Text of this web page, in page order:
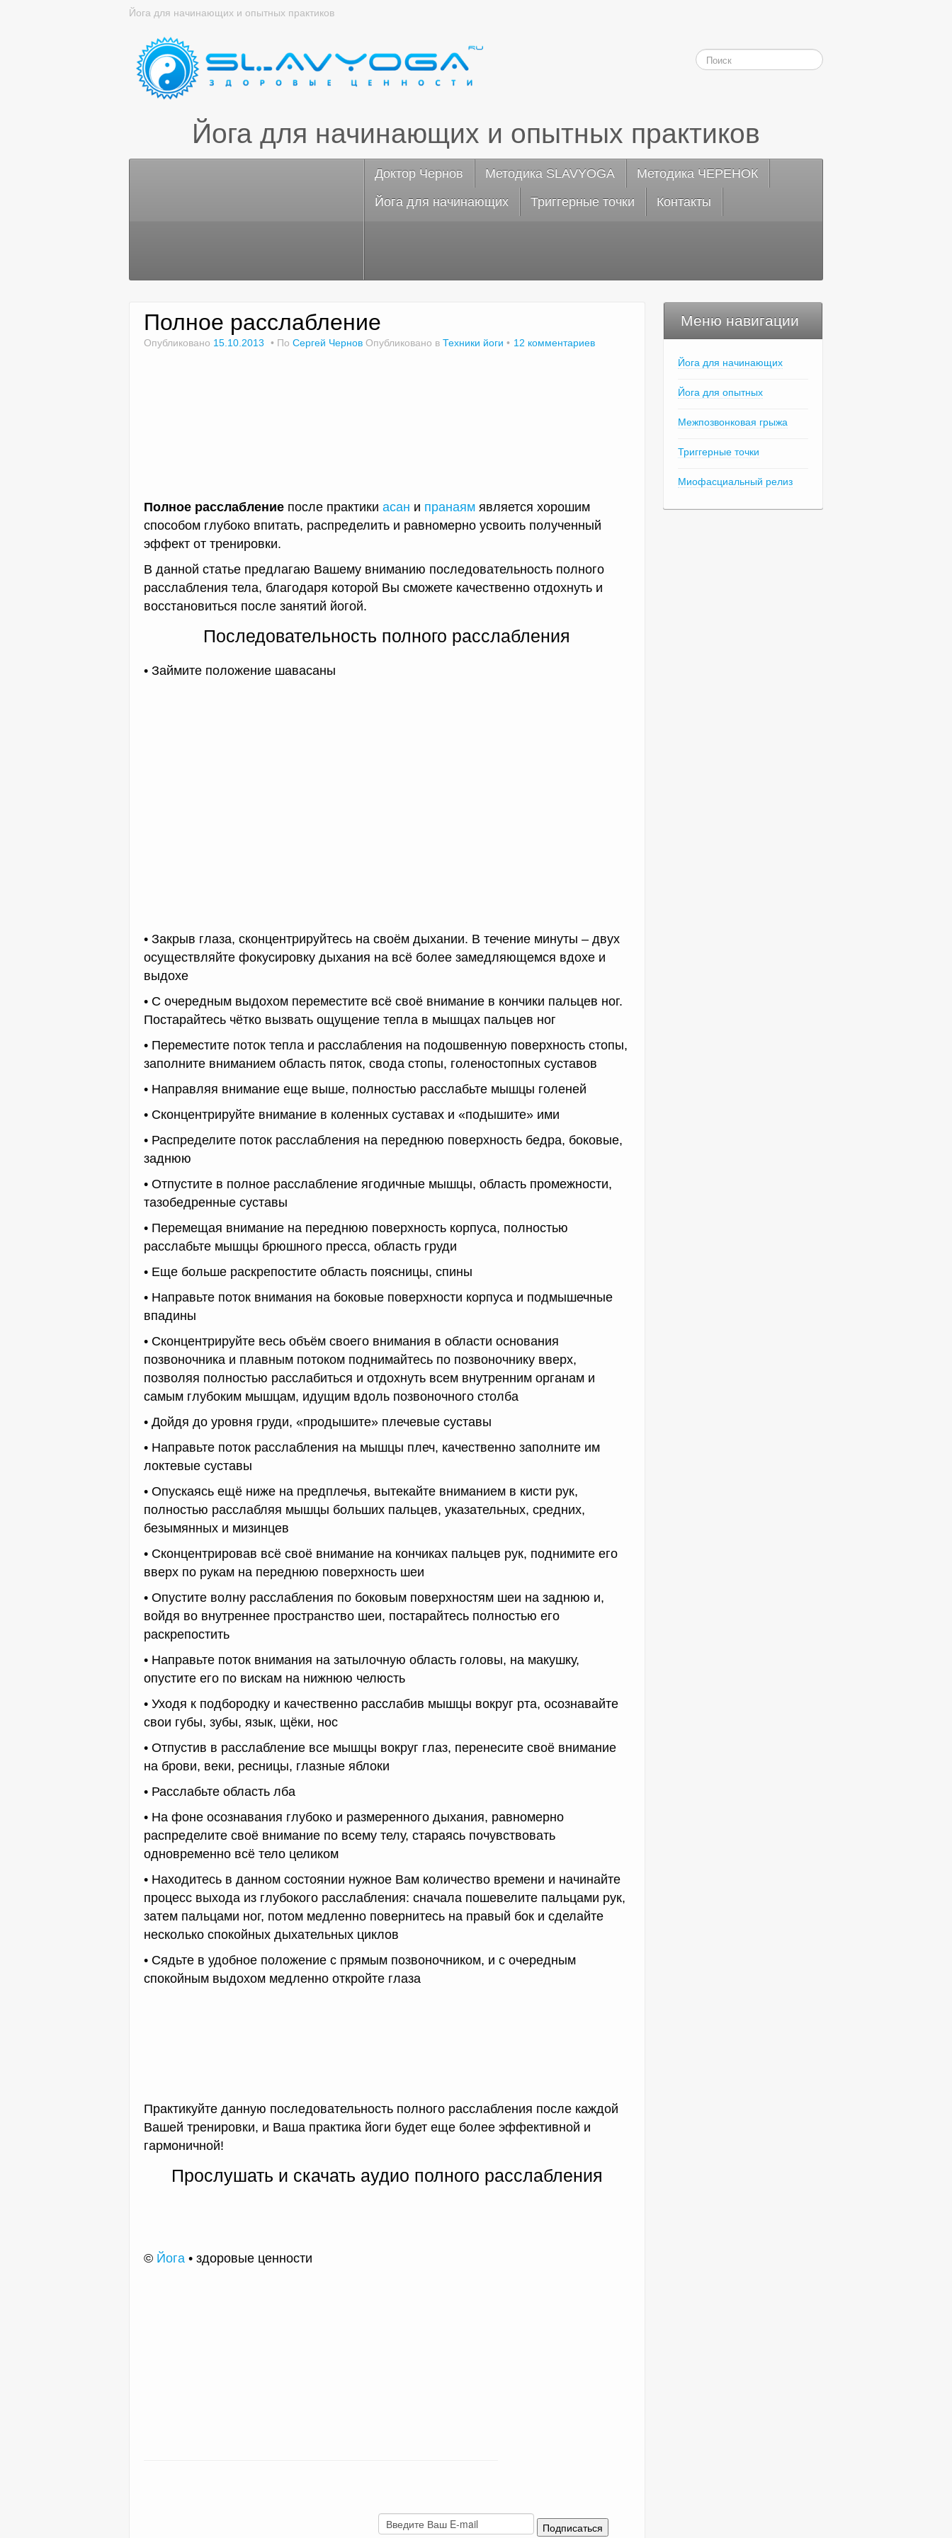
Йога для начинающих и опытных практиков
Йога для начинающих и опытных практиков
Доктор Чернов Методика SLAVYOGA
Методика ЧЕРЕНОК
Йога для начинающих
Триггерные точки Контакты
Полное расслабление
Опубликовано 15.10.2013 По Сергей Чернов Опубликовано в Техники йоги 12 комментариев
Полное расслабление после практики асан и пранаям является хорошим
способом глубоко впитать, распределить и равномерно усвоить полученный
эффект от тренировки.
В данной статье предлагаю Вашему вниманию последовательность полного
расслабления тела, благодаря которой Вы сможете качественно отдохнуть и
восстановиться после занятий йогой.
Последовательность полного расслабления
• Займите положение шавасаны
• Закрыв глаза, сконцентрируйтесь на своём дыхании. В течение минуты – двух
осуществляйте фокусировку дыхания на всё более замедляющемся вдохе и
выдохе
• С очередным выдохом переместите всё своё внимание в кончики пальцев ног.
Постарайтесь чётко вызвать ощущение тепла в мышцах пальцев ног
• Переместите поток тепла и расслабления на подошвенную поверхность стопы,
заполните вниманием область пяток, свода стопы, голеностопных суставов
• Направляя внимание еще выше, полностью расслабьте мышцы голеней
• Сконцентрируйте внимание в коленных суставах и «подышите» ими
• Распределите поток расслабления на переднюю поверхность бедра, боковые,
заднюю
• Отпустите в полное расслабление ягодичные мышцы, область промежности,
тазобедренные суставы
• Перемещая внимание на переднюю поверхность корпуса, полностью
расслабьте мышцы брюшного пресса, область груди
• Еще больше раскрепостите область поясницы, спины
• Направьте поток внимания на боковые поверхности корпуса и подмышечные
впадины
• Сконцентрируйте весь объём своего внимания в области основания
позвоночника и плавным потоком поднимайтесь по позвоночнику вверх,
позволяя полностью расслабиться и отдохнуть всем внутренним органам и
самым глубоким мышцам, идущим вдоль позвоночного столба
• Дойдя до уровня груди, «продышите» плечевые суставы
• Направьте поток расслабления на мышцы плеч, качественно заполните им
локтевые суставы
• Опускаясь ещё ниже на предплечья, вытекайте вниманием в кисти рук,
полностью расслабляя мышцы больших пальцев, указательных, средних,
безымянных и мизинцев
• Сконцентрировав всё своё внимание на кончиках пальцев рук, поднимите его
вверх по рукам на переднюю поверхность шеи
• Опустите волну расслабления по боковым поверхностям шеи на заднюю и,
войдя во внутреннее пространство шеи, постарайтесь полностью его
раскрепостить
• Направьте поток внимания на затылочную область головы, на макушку,
опустите его по вискам на нижнюю челюсть
• Уходя к подбородку и качественно расслабив мышцы вокруг рта, осознавайте
свои губы, зубы, язык, щёки, нос
• Отпустив в расслабление все мышцы вокруг глаз, перенесите своё внимание
на брови, веки, ресницы, глазные яблоки
• Расслабьте область лба
• На фоне осознавания глубоко и размеренного дыхания, равномерно
распределите своё внимание по всему телу, стараясь почувствовать
одновременно всё тело целиком
• Находитесь в данном состоянии нужное Вам количество времени и начинайте
процесс выхода из глубокого расслабления: сначала пошевелите пальцами рук,
затем пальцами ног, потом медленно повернитесь на правый бок и сделайте
несколько спокойных дыхательных циклов
• Сядьте в удобное положение с прямым позвоночником, и с очередным
спокойным выдохом медленно откройте глаза
Практикуйте данную последовательность полного расслабления после каждой
Вашей тренировки, и Ваша практика йоги будет еще более эффективной и
гармоничной!
Прослушать и скачать аудио полного расслабления
© Йога • здоровые ценности
Меню навигации
Йога для начинающих
Йога для опытных
Межпозвонковая грыжа
Триггерные точки
Миофасциальный релиз